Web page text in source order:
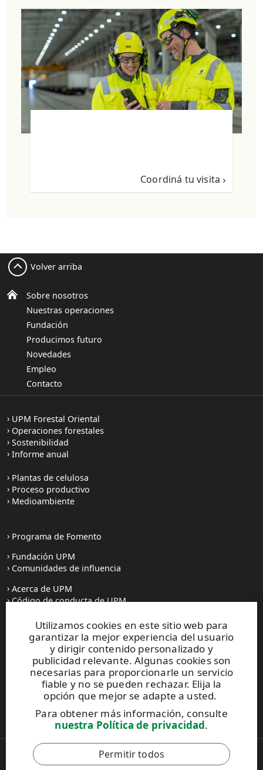
Coordiná tu visita
Utilizamos cookies en este sitio web para
garantizar la mejor experiencia del usuario
y dirigir contenido personalizado y
publicidad relevante. Algunas cookies son
necesarias para proporcionarle un servicio
fiable y no se pueden rechazar. Elija la
opción que mejor se adapte a usted.
Para obtener más información, consulte
nuestra Política de privacidad.
Permitir todos
Sobre nosotros
Nuestras operaciones
Fundación
Producimos futuro
Novedades
Empleo
Contacto
Volver arriba
UPM Forestal Oriental
Operaciones forestales
Sostenibilidad
Informe anual
Plantas de celulosa
Proceso productivo
Medioambiente
Programa de Fomento
Fundación UPM
Comunidades de influencia
Acerca de UPM
Código de conducta de UPM
Prensa
Todas las noticias
Contacto
Este sitio está protegido por reCAPTCHA y se aplican la
Política de privacidady losTérminos de servicio de Google
Copyright © 2026 UPM